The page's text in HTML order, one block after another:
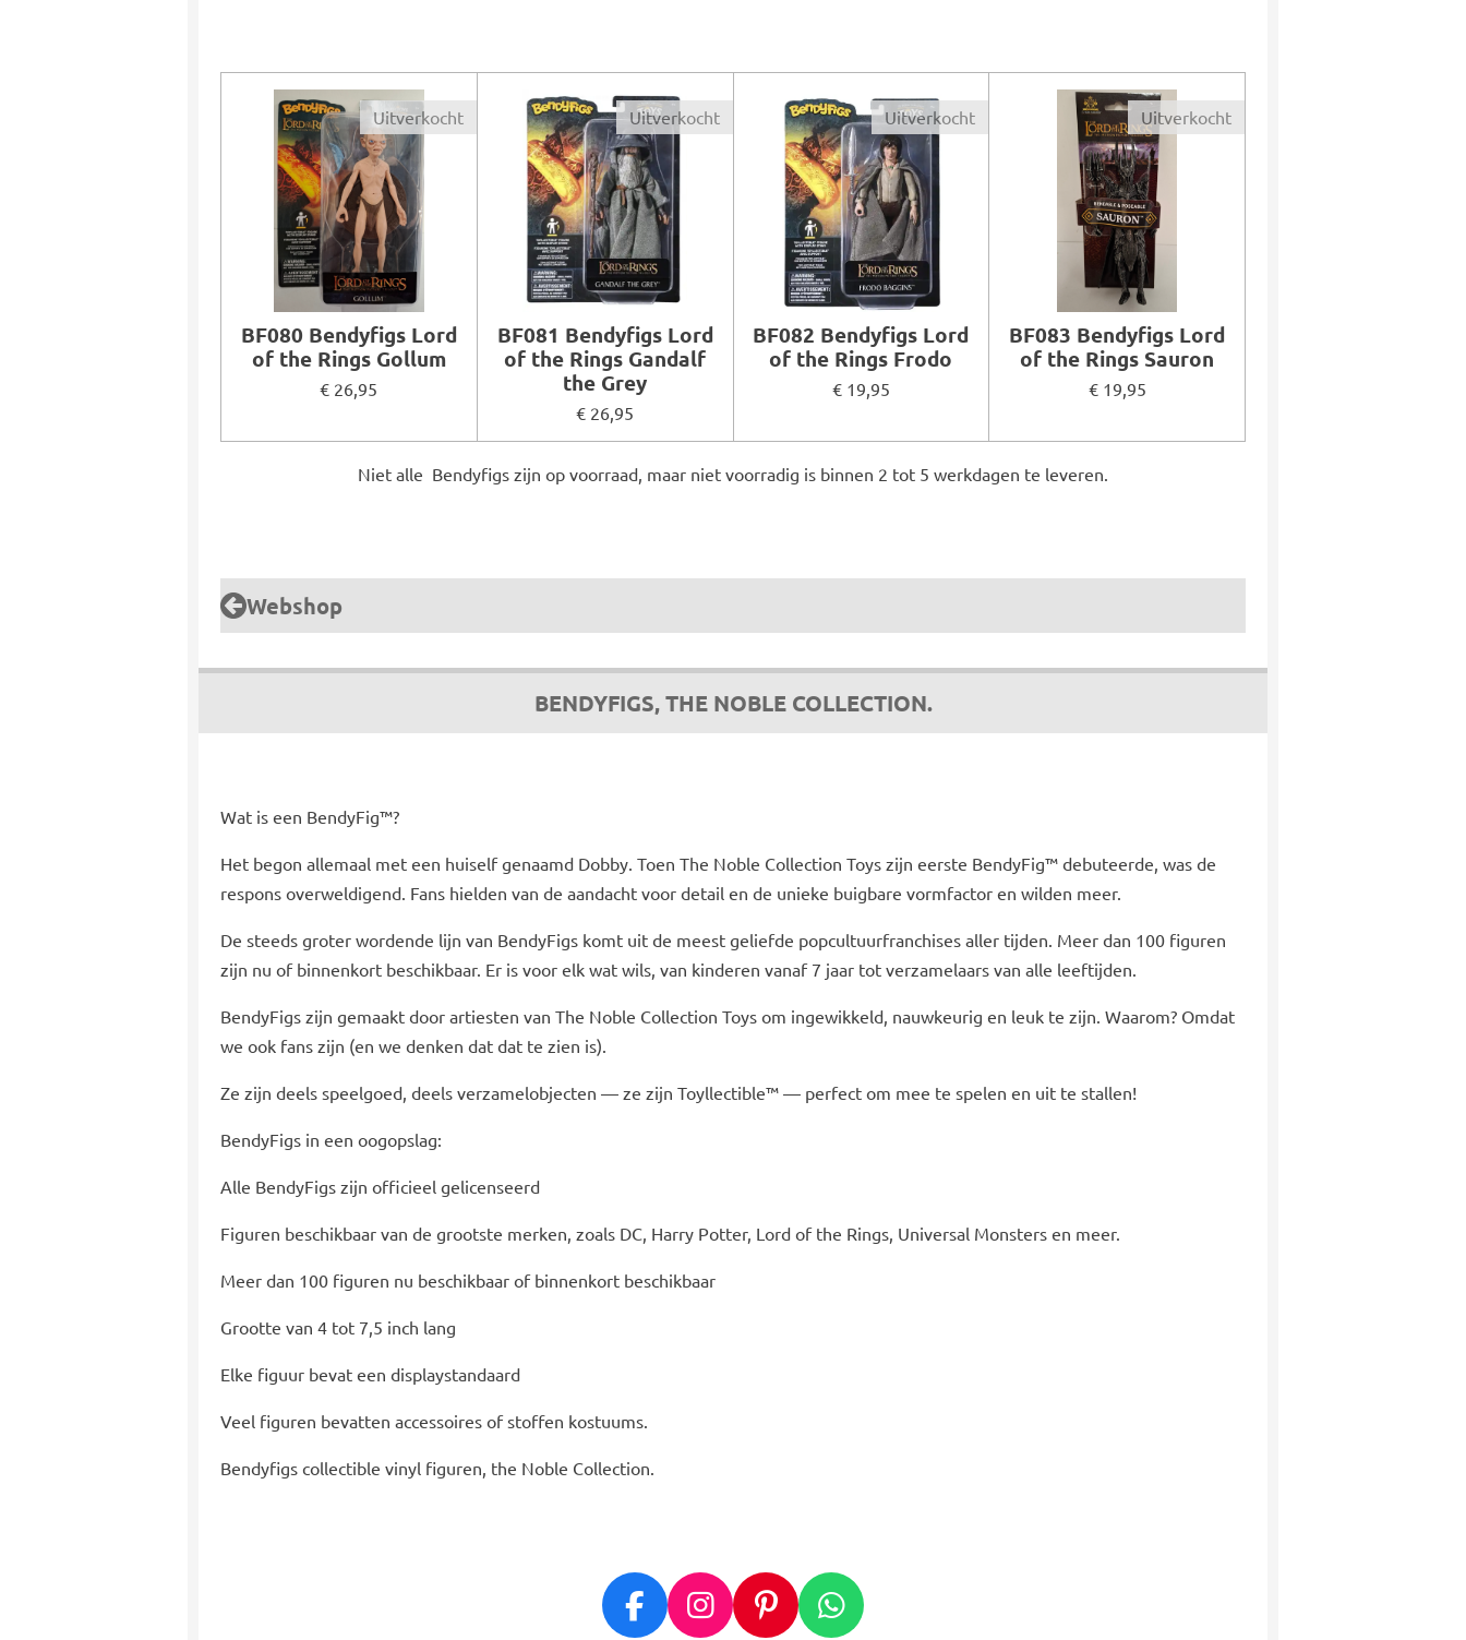
Uitverkocht
BF080 Bendyfigs Lord
of the Rings Gollum
€ 26,95
Uitverkocht
BF081 Bendyfigs Lord
of the Rings Gandalf
the Grey
€ 26,95
Uitverkocht
BF082 Bendyfigs Lord
of the Rings Frodo
€ 19,95
Uitverkocht
BF083 Bendyfigs Lord
of the Rings Sauron
€ 19,95
Niet alle Bendyfigs zijn op voorraad, maar niet voorradig is binnen 2 tot 5 werkdagen te leveren.
Webshop
BENDYFIGS, THE NOBLE COLLECTION.
Wat is een BendyFig™?
Het begon allemaal met een huiself genaamd Dobby. Toen The Noble Collection Toys zijn eerste BendyFig™ debuteerde, was de
respons overweldigend. Fans hielden van de aandacht voor detail en de unieke buigbare vormfactor en wilden meer.
De steeds groter wordende lijn van BendyFigs komt uit de meest geliefde popcultuurfranchises aller tijden. Meer dan 100 figuren
zijn nu of binnenkort beschikbaar. Er is voor elk wat wils, van kinderen vanaf 7 jaar tot verzamelaars van alle leeftijden.
BendyFigs zijn gemaakt door artiesten van The Noble Collection Toys om ingewikkeld, nauwkeurig en leuk te zijn. Waarom? Omdat
we ook fans zijn (en we denken dat dat te zien is).
Ze zijn deels speelgoed, deels verzamelobjecten — ze zijn Toyllectible™ — perfect om mee te spelen en uit te stallen!
BendyFigs in een oogopslag:
Alle BendyFigs zijn officieel gelicenseerd
Figuren beschikbaar van de grootste merken, zoals DC, Harry Potter, Lord of the Rings, Universal Monsters en meer.
Meer dan 100 figuren nu beschikbaar of binnenkort beschikbaar
Grootte van 4 tot 7,5 inch lang
Elke figuur bevat een displaystandaard
Veel figuren bevatten accessoires of stoffen kostuums.
Bendyfigs collectible vinyl figuren, the Noble Collection.
F
I
P
W